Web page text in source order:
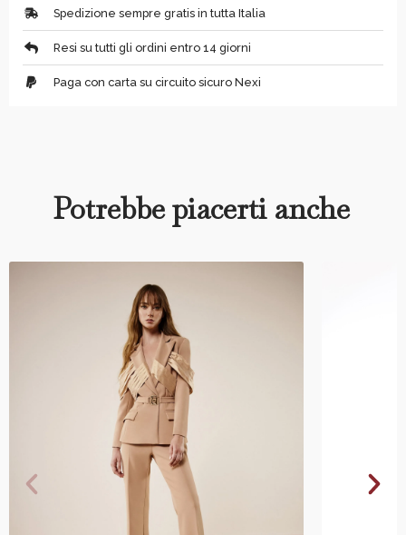
Spedizione sempre gratis in tutta Italia
Resi su tutti gli ordini entro 14 giorni
Paga con carta su circuito sicuro Nexi
Potrebbe piacerti anche